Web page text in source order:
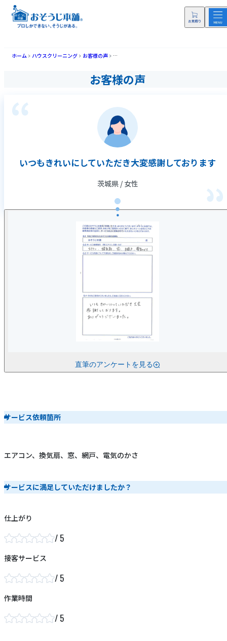
ホーム ハウスクリーニング お客様の声 いつもきれいにしていただき大変感謝しておりま
お客様の声
いつもきれいにしていただき大変感謝しております
茨城県 / 女性
直筆のアンケートを見る
サービス依頼箇所
エアコン、換気扇、窓、網戸、電気のかさ
サービスに満足していただけましたか？
仕上がり
接客サービス
作業時間